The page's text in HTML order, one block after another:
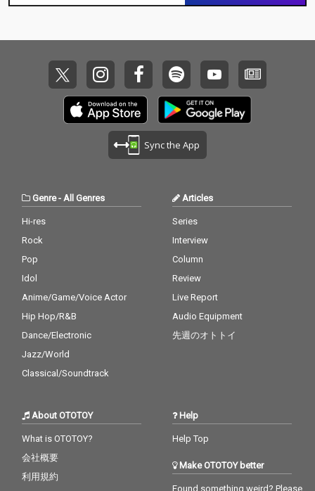
Sync the App
Genre- All Genres
Hi-res
Rock
Pop
Idol
Anime/Game/Voice Actor
Hip Hop/R&B
Dance/Electronic
Jazz/World
Classical/Soundtrack
Articles
Series
Interview
Column
Review
Live Report
Audio Equipment
先週のオトトイ
About OTOTOY
What is OTOTOY?
会社概要
利用規約
Help
Help Top
Make OTOTOY better
Found something weird? Please